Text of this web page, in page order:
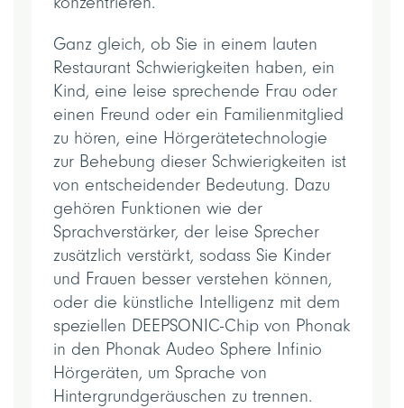
Ganz gleich, ob Sie in einem lauten
Restaurant Schwierigkeiten haben, ein
Kind, eine leise sprechende Frau oder
einen Freund oder ein Familienmitglied
zu hören, eine Hörgerätetechnologie
zur Behebung dieser Schwierigkeiten ist
von entscheidender Bedeutung. Dazu
gehören Funktionen wie der
Sprachverstärker, der leise Sprecher
zusätzlich verstärkt, sodass Sie Kinder
und Frauen besser verstehen können,
oder die künstliche Intelligenz mit dem
speziellen DEEPSONIC-Chip von Phonak
in den Phonak Audeo Sphere Infinio
Hörgeräten, um Sprache von
Hintergrundgeräuschen zu trennen.